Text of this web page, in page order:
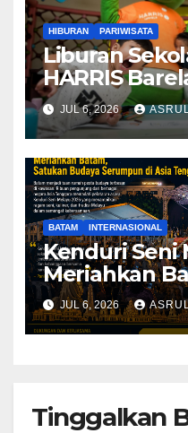
HIBURAN PARIWISATA
Liburan
HARRIS
Hadirkan
Pass, Foam
Sound
JUL 6, 2026
BATAM INTERNASIONAL
Kenduri Seni
Meriahkan
Budaya
Tenggara
JUL 6, 2026
Tinggalkan